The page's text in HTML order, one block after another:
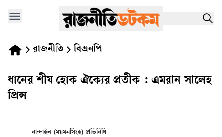
রাজনীতি বিএনপি
ধানের শীষ হোক ঐক্যের প্রতীক : এমরান সালেহ
প্রিন্স
নান্দাইল (ময়মনসিংহ) প্রতিনিধি